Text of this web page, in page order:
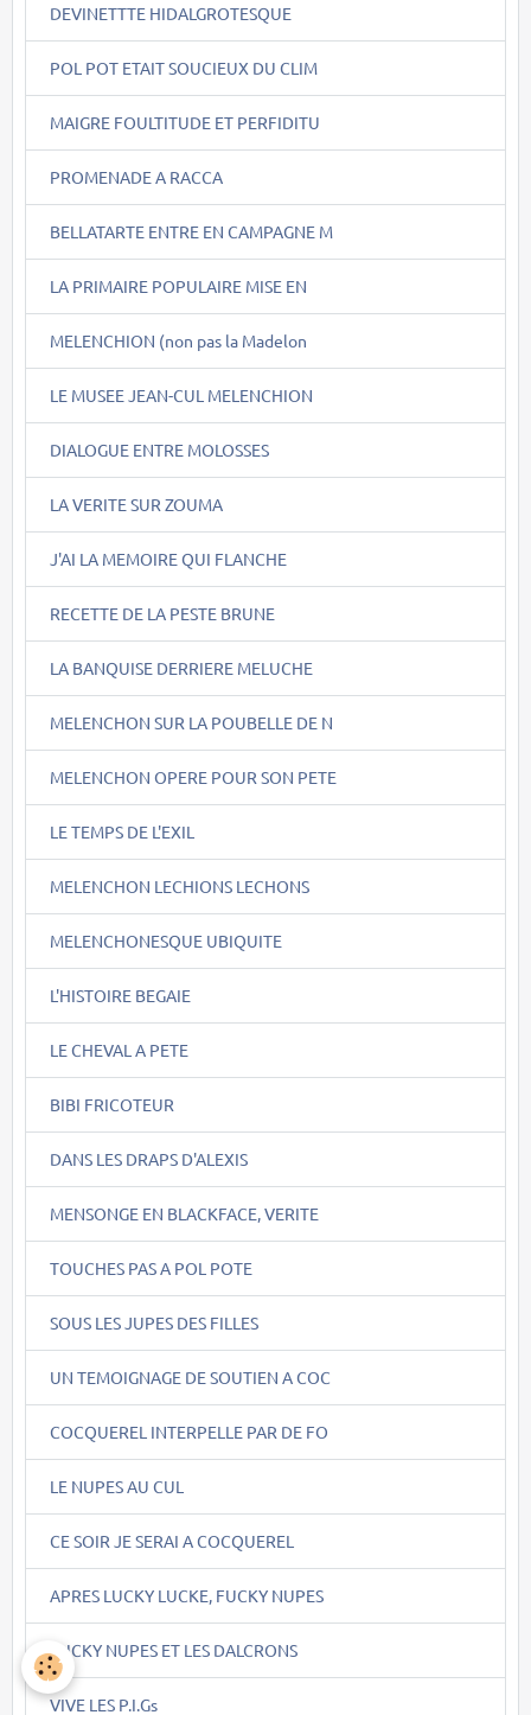
DEVINETTTE HIDALGROTESQUE
POL POT ETAIT SOUCIEUX DU CLIM
MAIGRE FOULTITUDE ET PERFIDITU
PROMENADE A RACCA
BELLATARTE ENTRE EN CAMPAGNE M
LA PRIMAIRE POPULAIRE MISE EN
MELENCHION (non pas la Madelon
LE MUSEE JEAN-CUL MELENCHION
DIALOGUE ENTRE MOLOSSES
LA VERITE SUR ZOUMA
J'AI LA MEMOIRE QUI FLANCHE
RECETTE DE LA PESTE BRUNE
LA BANQUISE DERRIERE MELUCHE
MELENCHON SUR LA POUBELLE DE N
MELENCHON OPERE POUR SON PETE
LE TEMPS DE L'EXIL
MELENCHON LECHIONS LECHONS
MELENCHONESQUE UBIQUITE
L'HISTOIRE BEGAIE
LE CHEVAL A PETE
BIBI FRICOTEUR
DANS LES DRAPS D'ALEXIS
MENSONGE EN BLACKFACE, VERITE
TOUCHES PAS A POL POTE
SOUS LES JUPES DES FILLES
UN TEMOIGNAGE DE SOUTIEN A COC
COCQUEREL INTERPELLE PAR DE FO
LE NUPES AU CUL
CE SOIR JE SERAI A COCQUEREL
APRES LUCKY LUCKE, FUCKY NUPES
FUCKY NUPES ET LES DALCRONS
VIVE LES P.I.Gs